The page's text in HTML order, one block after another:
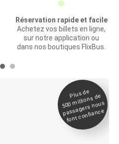
Réservation rapide et facile
Achetez vos billets en ligne,
sur notre application ou
dans nos boutiques FlixBus.
Plus de
500
millions de
passagers nous
font confiance